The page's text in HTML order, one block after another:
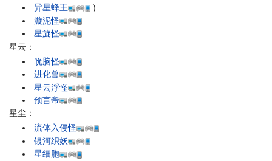
异星蜂王
)
漩泥怪
星旋怪
星云：
吮脑怪
进化兽
星云浮怪
预言帝
星尘：
流体入侵怪
银河织妖
星细胞